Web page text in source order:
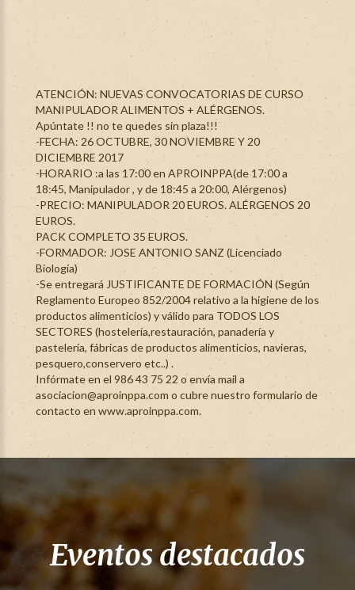
ATENCIÓN: NUEVAS CONVOCATORIAS DE CURSO
MANIPULADOR ALIMENTOS + ALÉRGENOS.
Apúntate !! no te quedes sin plaza!!!
-FECHA: 26 OCTUBRE, 30 NOVIEMBRE Y 20
DICIEMBRE 2017
-HORARIO :a las 17:00 en APROINPPA(de 17:00 a
18:45, Manipulador , y de 18:45 a 20:00, Alérgenos)
-PRECIO: MANIPULADOR 20 EUROS. ALÉRGENOS 20
EUROS.
PACK COMPLETO 35 EUROS.
-FORMADOR: JOSE ANTONIO SANZ (Licenciado
Biología)
-Se entregará JUSTIFICANTE DE FORMACIÓN (Según
Reglamento Europeo 852/2004 relativo a la higiene de los
productos alimenticios) y válido para TODOS LOS
SECTORES (hostelería,restauración, panadería y
pastelería, fábricas de productos alimenticios, navieras,
pesquero,conservero etc..) .
Infórmate en el 986 43 75 22 o envía mail a
asociacion@aproinppa.com o cubre nuestro formulario de
contacto en www.aproinppa.com.
Eventos destacados